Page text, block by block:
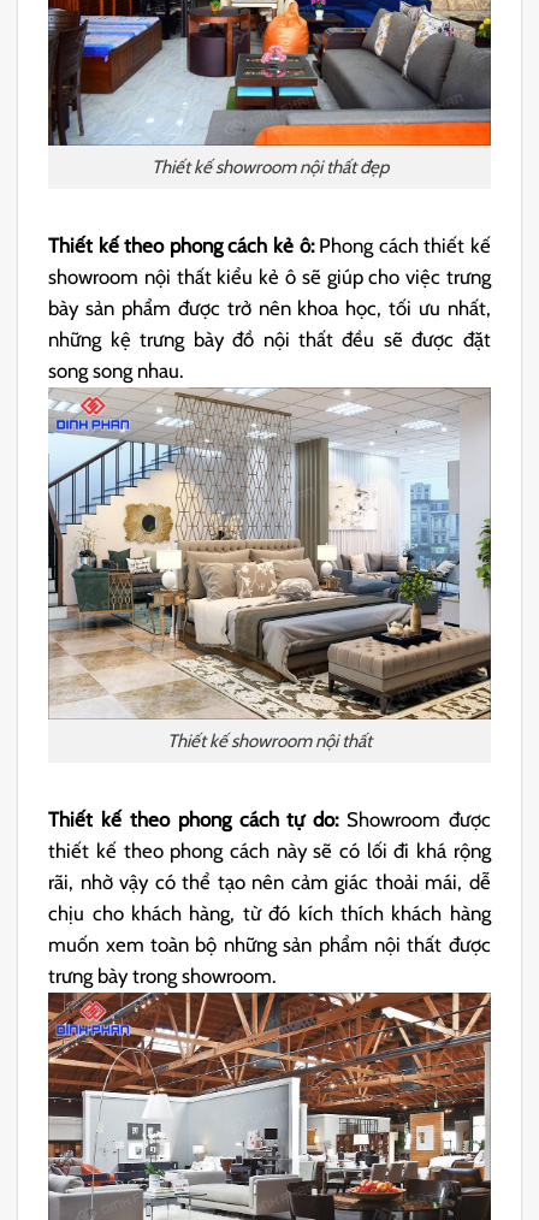
Thiết kế showroom nội thất đẹp
Thiết kế theo phong cách kẻ ô:Phong cách thiết kế
showroom nội thất kiểu kẻ ô sẽ giúp cho việc trưng
bày sản phẩm được trở nên khoa học, tối ưu nhất,
những kệ trưng bày đồ nội thất đều sẽ được đặt
song song nhau.
Thiết kế showroom nội thất
Thiết kế theo phong cách tự do: Showroom được
thiết kế theo phong cách này sẽ có lối đi khá rộng
rãi, nhờ vậy có thể tạo nên cảm giác thoải mái, dễ
chịu cho khách hàng, từ đó kích thích khách hàng
muốn xem toàn bộ những sản phẩm nội thất được
trưng bày trong showroom.